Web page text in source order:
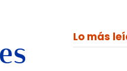
Lo más